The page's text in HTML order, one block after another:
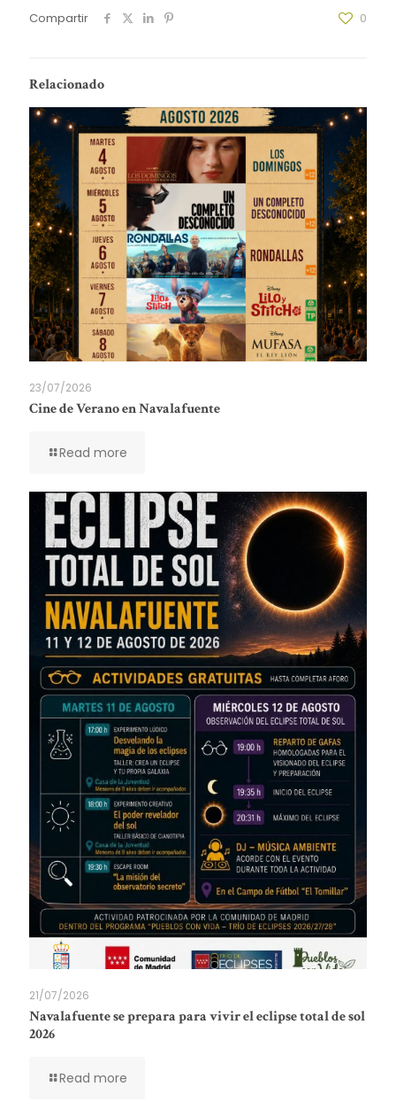
Compartir 0
Relacionado
23/07/2026
Cine de Verano en Navalafuente
Read more
21/07/2026
Navalafuente se prepara para vivir el eclipse total de sol
2026
Read more